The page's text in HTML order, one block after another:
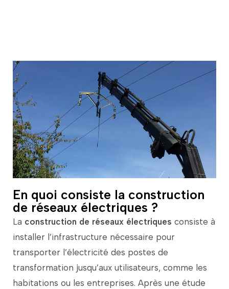
En quoi consiste la construction
de réseaux électriques ?
La construction de réseaux électriques consiste à
installer l’infrastructure nécessaire pour
transporter l’électricité des postes de
transformation jusqu’aux utilisateurs, comme les
habitations ou les entreprises. Après une étude